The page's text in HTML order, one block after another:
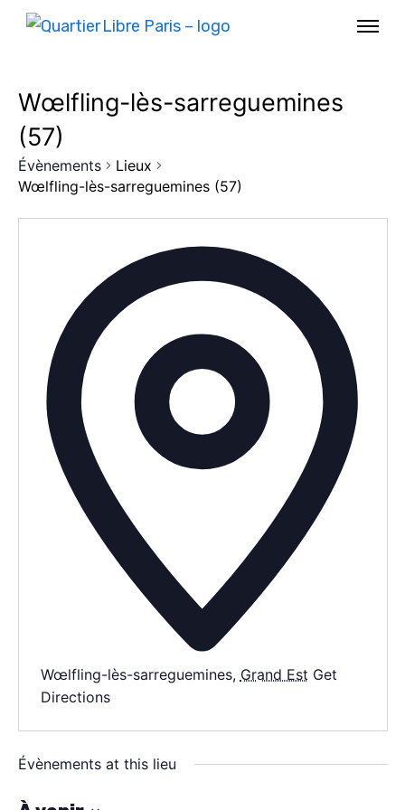
AGENDA
SPECTACLE
À PROPOS
CONTACT
Wœlfling-lès-sarreguemines
(57)
Évènements
Lieux
Wœlfling-lès-sarreguemines (57)
Wœlfling-lès-sarreguemines, Grand Est Get
Directions
Évènements at this lieu